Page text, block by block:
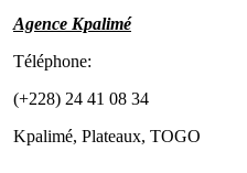
Agence Kpalimé
Téléphone:
(+228) 24 41 08 34
Kpalimé, Plateaux, TOGO